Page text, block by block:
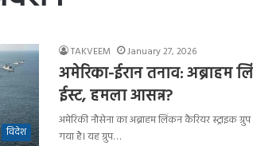
विदेश
TAKVEEM January 27, 2026
अमेरिका-ईरान तनाव: अब्राहम
ईस्ट, हमला आसन्न?
अमेरिकी नौसेना का अब्राहम लिंकन कैरियर स्ट्राइक
गया है। यह ग्रुप…